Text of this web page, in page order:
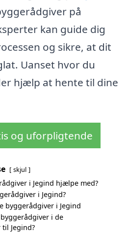
på
kan guide dig
og sikre, at dit
Uanset hvor du
hjælp at hente til dine
og uforpligtende
skjul
i Jegind hjælpe med?
i Jegind?
byggerådgiver i Jegind
i de
Jegind?